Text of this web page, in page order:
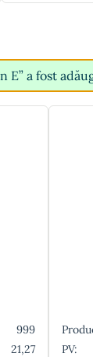
E” a fost
999
21,27
PV: